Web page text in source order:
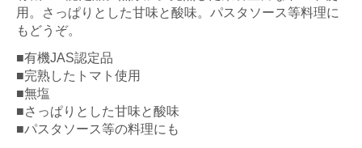
用。さっぱりとした甘味と酸味。パスタソース等料理に
もどうぞ。
■有機JAS認定品
■完熟したトマト使用
■無塩
■さっぱりとした甘味と酸味
■パスタソース等の料理にも